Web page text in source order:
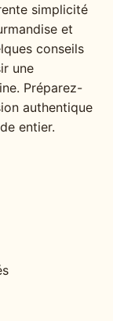
simplicité
et
conseils
une
Préparez-
authentique
entier.